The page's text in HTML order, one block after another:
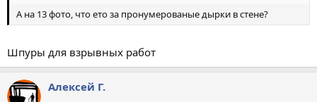
А на 13 фото, что ето за пронумерованые дырки в стене?
Шпуры для взрывных работ
Алексей Г.